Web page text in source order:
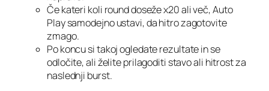
Če kateri koli round doseže x20 ali več, Auto
Play samodejno ustavi, da hitro zagotovite
zmago.
Po koncu si takoj ogledate rezultate in se
odločite, ali želite prilagoditi stavo ali hitrost za
naslednji burst.